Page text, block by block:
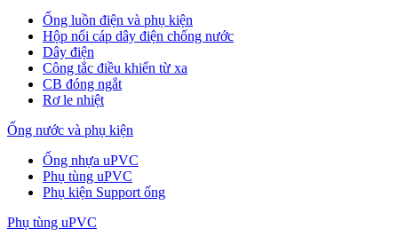
Ống luồn điện và phụ kiện
Hộp nối cáp dây điện chống nước
Dây điện
Công tắc điều khiển từ xa
CB đóng ngắt
Rơ le nhiệt
Ống nước và phụ kiện
Ống nhựa uPVC
Phụ tùng uPVC
Phụ kiện Support ống
Phụ tùng uPVC